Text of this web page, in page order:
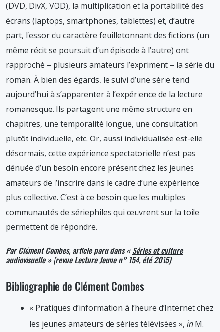
(DVD, DivX, VOD), la multiplication et la portabilité des
écrans (laptops, smartphones, tablettes) et, d’autre
part, l’essor du caractère feuilletonnant des fictions (un
même récit se poursuit d’un épisode à l’autre) ont
rapproché – plusieurs amateurs l’expriment – la série du
roman. À bien des égards, le suivi d’une série tend
aujourd’hui à s’apparenter à l’expérience de la lecture
romanesque. Ils partagent une même structure en
chapitres, une temporalité longue, une consultation
plutôt individuelle, etc. Or, aussi individualisée est-elle
désormais, cette expérience spectatorielle n’est pas
dénuée d’un besoin encore présent chez les jeunes
amateurs de l’inscrire dans le cadre d’une expérience
plus collective. C’est à ce besoin que les multiples
communautés de sériephiles qui œuvrent sur la toile
permettent de répondre.
Par Clément Combes, article paru dans « Séries et culture
audiovisuelle» (revue Lecture Jeune n° 154, été 2015)
Bibliographie de Clément Combes
« Pratiques d’information à l’heure d’Internet chez
les jeunes amateurs de séries télévisées », in M.